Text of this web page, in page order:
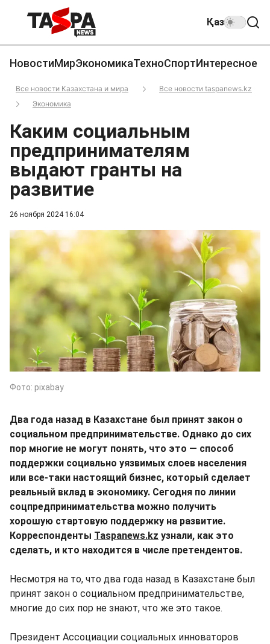
Қаз
НовостиМирЭкономикаТехноСпортИнтересное
Все новости Казахстана и мира
Все новости taspanews.kz
Экономика
26 ноября 2024 16:04
Каким социальным
предпринимателям
выдают гранты на
развитие
Фото: pixabay
Два года назад в Казахстане был принят закон о
социальном предпринимательстве. Однако до сих
пор многие не могут понять, что это — способ
поддержки социально уязвимых слоев населения
или все-таки настоящий бизнес, который сделает
реальный вклад в экономику. Сегодня по линии
соцпредпринимательства можно получить
хорошую стартовую поддержку на развитие.
Корреспонденты Taspanews.kz узнали, как это
сделать, и кто находится в числе претендентов.
Несмотря на то, что два года назад в Казахстане был
принят закон о социальном предпринимательстве,
многие до сих пор не знают, что же это такое.
Президент Ассоциации социальных инноваторов